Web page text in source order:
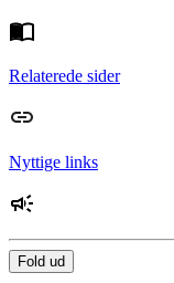
Relaterede sider
Nyttige links
Fold ud